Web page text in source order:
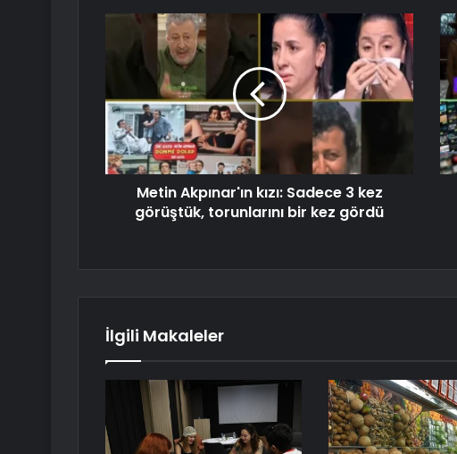
Metin Akpınar'ın kızı: Sadece 3 kez
görüştük, torunlarını bir kez gördü
İlgili Makaleler